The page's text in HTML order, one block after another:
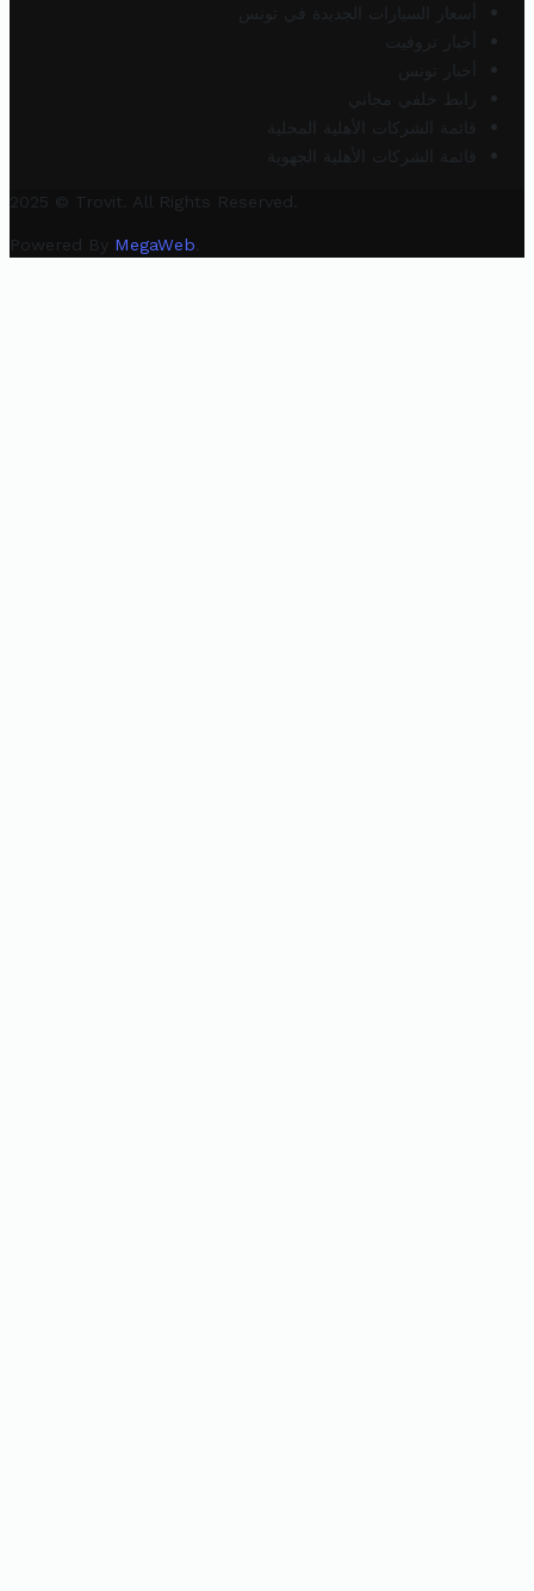
أسعار السيارات الجديدة في تونس
أخبار تروفيت
أخبار تونس
رابط خلفي مجاني
قائمة الشركات الأهلية المحلية
قائمة الشركات الأهلية الجهوية
2025 © Trovit. All Rights Reserved.
Powered By MegaWeb